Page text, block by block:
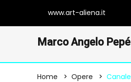
www.art-aliena.it
Marco Angelo Pepé
Home Opere Canale